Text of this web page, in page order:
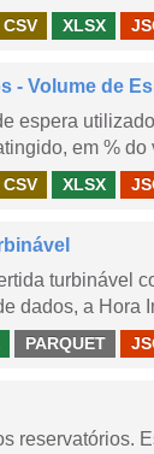
CSV XLSX
- Volume de
espera
em %
CSV XLSX
turbinável
dados, a Hora
PARQUET
reservatórios.